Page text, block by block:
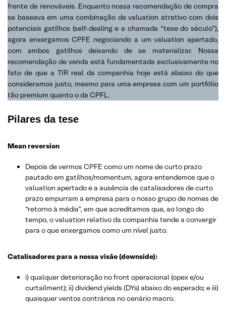
frente de renováveis. Enquanto nossa recomendação de compra
se baseava em uma combinação de valuation atrativo com dois
potenciais gatilhos (self-dealing e a chamada “tese do século”),
agora enxergamos CPFE negociando a um valuation apertado,
com ambos gatilhos deixando de se materializar. Nossa
recomendação de venda está fundamentada exclusivamente no
fato de que a TIR real da companhia hoje está abaixo do que
consideramos justo, mesmo para uma empresa com um portfólio
tão premium quanto o da CPFL.
Pilares da tese
Mean reversion
Depois de vermos CPFE como um nome de curto prazo
pautado em gatilhos/momentum, agora entendemos que o
valuation apertado e a ausência de catalisadores de curto
prazo empurram a empresa para o nosso grupo de nomes de
“retorno à média”, em que acreditamos que, ao longo do
tempo, o valuation relativo da companhia tende a convergir
para o que enxergamos como um nível justo.
Catalisadores para a nossa visão (downside):
i) qualquer deterioração no front operacional (opex e/ou
curtailment); ii) dividend yields (DYs) abaixo do esperado; e iii)
quaisquer ventos contrários no cenário macro.